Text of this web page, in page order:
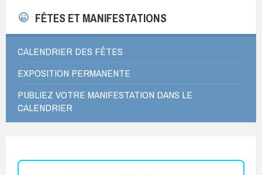
FÊTES ET MANIFESTATIONS
CALENDRIER DES FÊTES
EXPOSITION PERMANENTE
PUBLIEZ VOTRE MANIFESTATION DANS LE
CALENDRIER